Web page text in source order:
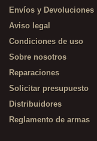
Envíos y Devoluciones
Aviso legal
Condiciones de uso
Sobre nosotros
Reparaciones
Solicitar presupuesto
Distribuidores
Reglamento de armas